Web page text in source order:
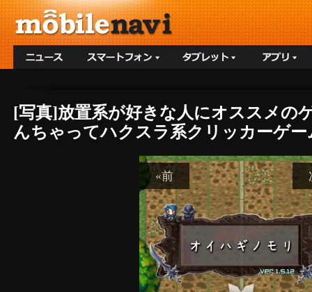
[写真]放置系が好きな人にオススメ
んちゃってハクスラ系クリッカーゲー
«前